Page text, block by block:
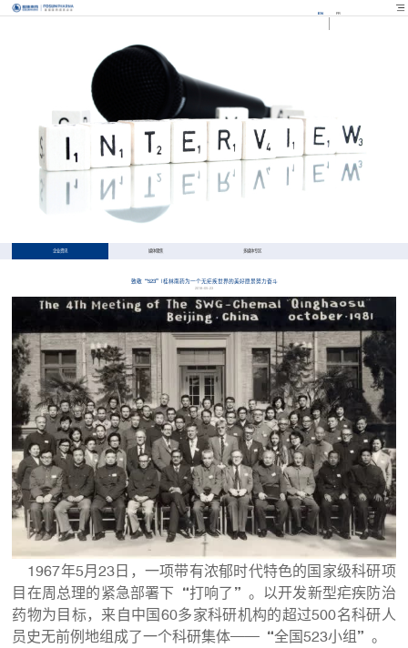
EN FR
企业资讯 媒体聚焦 多媒体专区
致敬“523”|桂林南药为一个无疟疾世界的美好愿景努力奋斗
2018-05-23
1967年5月23日，一项带有浓郁时代特色的国家级科研项
目在周总理的紧急部署下“打响了”。以开发新型疟疾防治
药物为目标，来自中国60多家科研机构的超过500名科研人
员史无前例地组成了一个科研集体——“全国523小组”。